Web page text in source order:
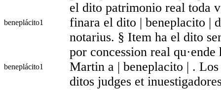
beneplácito1
el dito patrimonio real toda
finara el dito | beneplacito |
notarius. § Item ha el dito
beneplácito1
por concession real
Martin a | beneplacito | .
ditos judges et